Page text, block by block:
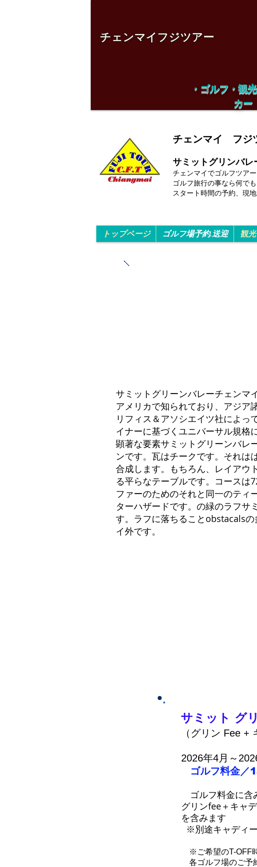
チェンマイフジツアー
トップページ ゴルフ場予約.送迎 観
チェンマイ フジ
サミットグリンバ
チェンマイでゴルフツア
ゴルフ旅行の事なら何で
スタート時間の予約、現
サミットグリーンバレーチェンマ
アメリカで知られており、アジア
リフィス＆アソシエイツ社によ
イナーに基づくユニバーサル規格
顕著な要素サミットグリーンバレ
ンです。瓦はチークです。それは
合成します。もちろん、レイアウ
る平らなテーブルです。コースは
ファーのためのそれと同一のティ
ターハザードです。の緑のラフサ
す。ラフに落ちることobstacals
イ外です。
サミット グ
（グリン Fee +
2026年4月～
ゴルフ料金／
ゴルフ料金に含
グリンfee＋キャ
​を含みます
※別途キャディ
※ご希望のT-OFF
各ゴルフ場のご予
・ゴルフ・観
カー